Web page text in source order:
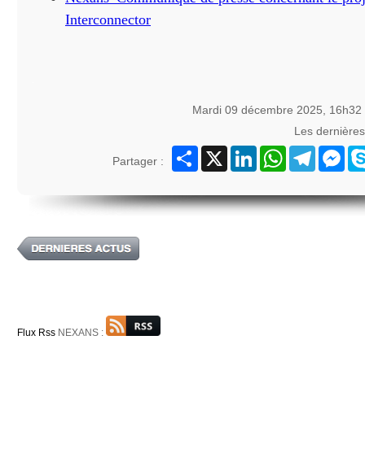
Interconnector
Mardi 09 décembre 2025,
Les
Partager :
Partager
X LinkedInWhatsAppTelegram
Flux Rss NEXANS :